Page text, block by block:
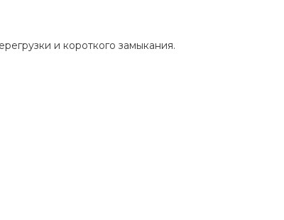
и короткого замыкания.